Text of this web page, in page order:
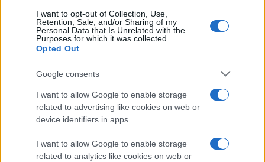
I want to opt-out of Collection, Use,
Retention, Sale, and/or Sharing of my
Personal Data that Is Unrelated with the
Purposes for which it was collected.
Opted Out
Google consents
I want to allow Google to enable storage
related to advertising like cookies on web or
device identifiers in apps.
I want to allow Google to enable storage
related to analytics like cookies on web or
Θεσσαλονίκη, αλλά δεν
εξαρτάται από εμάς
«Προτεραιότητα της
δημοτικό σύμβουλο
Κώστα Ιακώβου